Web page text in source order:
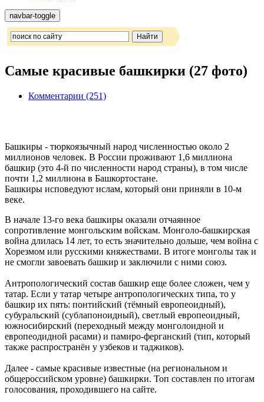
navbar-toggle
Самые красивые башкирки (27 фото)
Комментарии (251)
Башкиры - тюркоязычный народ численностью около 2
миллионов человек. В России проживают 1,6 миллиона
башкир (это 4-й по численности народ страны), в том числе
почти 1,2 миллиона в Башкортостане.
Башкиры исповедуют ислам, который они приняли в 10-м
веке.
В начале 13-го века башкиры оказали отчаянное
сопротивление монгольским войскам. Монголо-башкирская
война длилась 14 лет, то есть значительно дольше, чем война с
Хорезмом или русскими княжествами. В итоге монголы так и
не смогли завоевать башкир и заключили с ними союз.
Антропологический состав башкир еще более сложен, чем у
татар. Если у татар четыре антропологических типа, то у
башкир их пять: понтийский (тёмный европеоидный),
субуральский (сублапоноидный), светлый европеоидный,
южносибирский (переходный между монголоидной и
европеодидной расами) и памиро-ферганский (тип, который
также распространён у узбеков и таджиков).
Далее - самые красивые известные (на региональном и
общероссийском уровне) башкирки. Топ составлен по итогам
голосования, проходившего на сайте.